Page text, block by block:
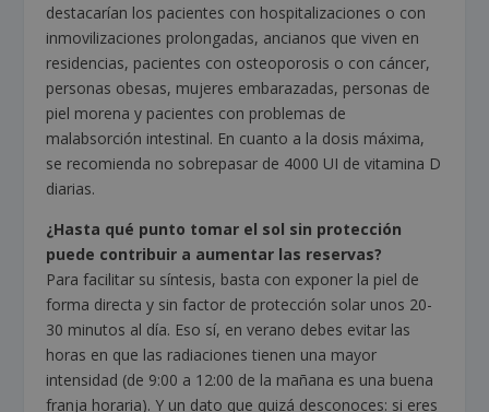
destacarían los pacientes con hospitalizaciones o con
inmovilizaciones prolongadas, ancianos que viven en
residencias, pacientes con osteoporosis o con cáncer,
personas obesas, mujeres embarazadas, personas de
piel morena y pacientes con problemas de
malabsorción intestinal. En cuanto a la dosis máxima,
se recomienda no sobrepasar de 4000 UI de vitamina D
diarias.
¿Hasta qué punto tomar el sol sin protección
puede contribuir a aumentar las reservas?
Para facilitar su síntesis, basta con exponer la piel de
forma directa y sin factor de protección solar unos 20-
30 minutos al día. Eso sí, en verano debes evitar las
horas en que las radiaciones tienen una mayor
intensidad (de 9:00 a 12:00 de la mañana es una buena
franja horaria). Y un dato que quizá desconoces: si eres